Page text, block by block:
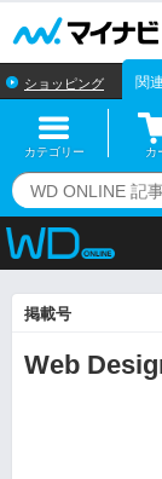
ショッピング 関
カテゴリー カ
掲載号
Web